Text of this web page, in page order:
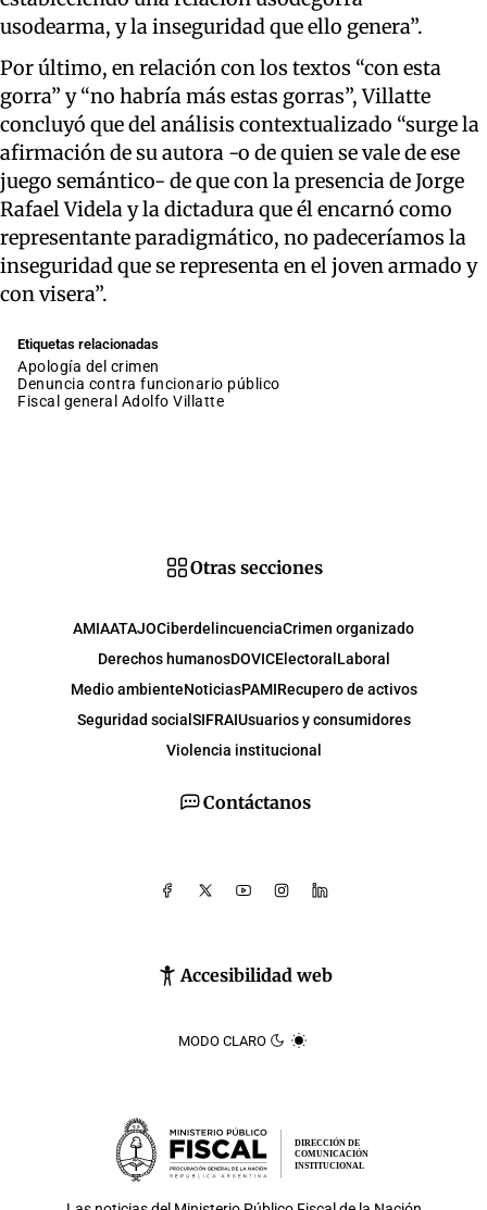
usodearma, y la inseguridad que ello genera”.
Por último, en relación con los textos “con esta
gorra” y “no habría más estas gorras”, Villatte
concluyó que del análisis contextualizado “surge la
afirmación de su autora -o de quien se vale de ese
juego semántico- de que con la presencia de Jorge
Rafael Videla y la dictadura que él encarnó como
representante paradigmático, no padeceríamos la
inseguridad que se representa en el joven armado y
con visera”.
Etiquetas relacionadas
apología del crimen
denuncia contra funcionario público
fiscal general Adolfo Villatte
Contáctanos
Accesibilidad web
MODO CLARO
Otras secciones
AMIAATAJOCiberdelincuenciaCrimen organizado
Derechos humanosDOVICElectoral Laboral
Medio ambienteNoticiasPAMIRecupero de activos
Seguridad social SIFRAIUsuarios y consumidores
Violencia institucional
DIRECCIÓN DE
COMUNICACIÓN
INSTITUCIONAL